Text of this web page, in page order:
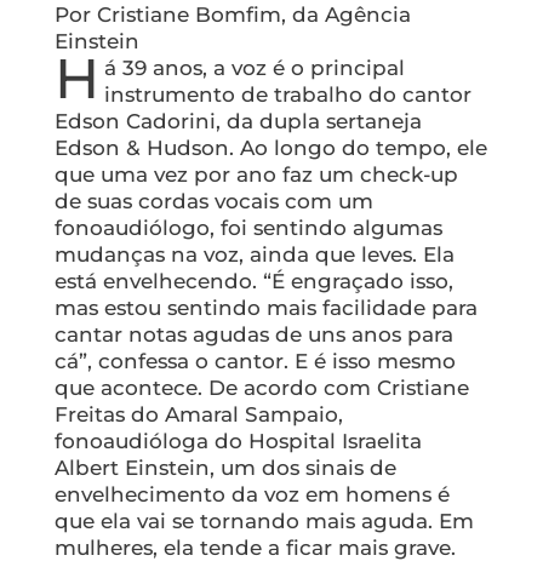
Por Cristiane Bomfim, da Agência
Einstein
H á 39 anos, a voz é o principal
instrumento de trabalho do cantor
Edson Cadorini, da dupla sertaneja
Edson & Hudson. Ao longo do tempo, ele
que uma vez por ano faz um check-up
de suas cordas vocais com um
fonoaudiólogo, foi sentindo algumas
mudanças na voz, ainda que leves. Ela
está envelhecendo. “É engraçado isso,
mas estou sentindo mais facilidade para
cantar notas agudas de uns anos para
cá”, confessa o cantor. E é isso mesmo
que acontece. De acordo com Cristiane
Freitas do Amaral Sampaio,
fonoaudióloga do Hospital Israelita
Albert Einstein, um dos sinais de
envelhecimento da voz em homens é
que ela vai se tornando mais aguda. Em
mulheres, ela tende a ficar mais grave.